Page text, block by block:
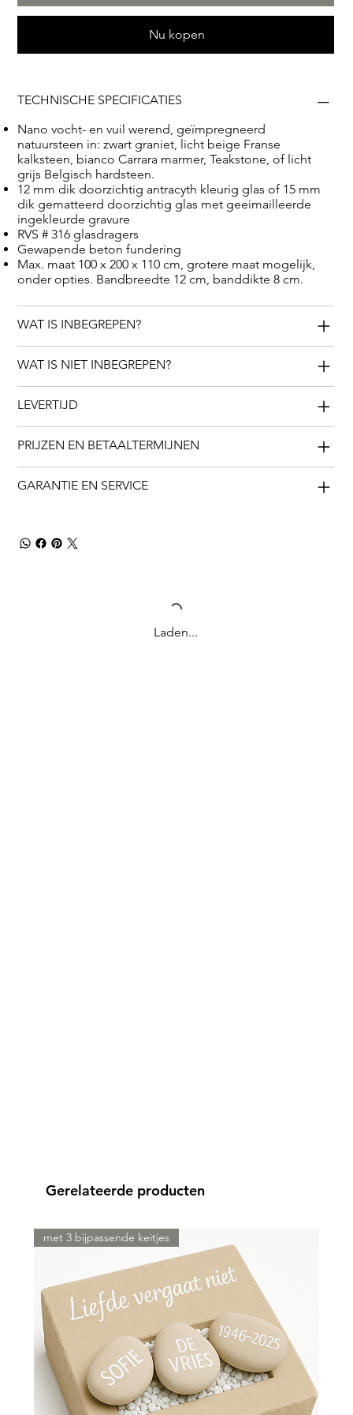
Bianco Carrara, Frans kalksteen, Belgisch kalksteen en
Nu kopen
TECHNISCHE SPECIFICATIES
Nano vocht- en vuil werend, geïmpregneerd
natuursteen in: zwart graniet, licht beige Franse
kalksteen, bianco Carrara marmer, Teakstone, of licht
grijs Belgisch hardsteen.
12 mm dik doorzichtig antracyth kleurig glas of 15 mm
dik gematteerd doorzichtig glas met geeimailleerde
ingekleurde gravure
RVS # 316 glasdragers
Gewapende beton fundering
Max. maat 100 x 200 x 110 cm, grotere maat mogelijk,
onder opties. Bandbreedte 12 cm, banddikte 8 cm.
WAT IS INBEGREPEN?
WAT IS NIET INBEGREPEN?
LEVERTIJD
PRIJZEN EN BETAALTERMIJNEN
GARANTIE EN SERVICE
Laden...
Gerelateerde producten
met 3 bijpassende keitjes